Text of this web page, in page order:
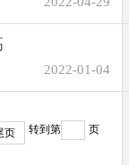
2022-01-04
页 转到第
页